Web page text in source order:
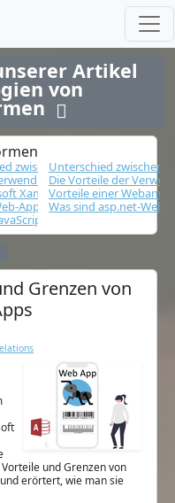
Artikel
von
Microsoft Access Web Apps
zwischen klassischem ASP,
Unterschied zwischen
Website von Anfang an
von HTML5 im
Die Vorteile der
Sie es nutzen?
Xamarin und wie können Sie
Vorteile einer
App
Was sind asp.net-
in Frontend-
Grenzen von
und Grenzen von
erörtert, wie man sie